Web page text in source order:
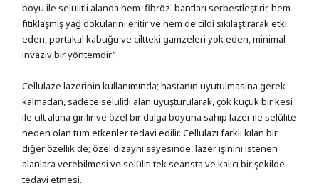
boyu ile selülitli alanda hem fibröz bantları serbestleştirir, hem
fıtıklaşmış yağ dokularını eritir ve hem de cildi sıkılaştırarak etki
eden, portakal kabuğu ve ciltteki gamzeleri yok eden, minimal
invaziv bir yöntemdir”.
Cellulaze lazerinin kullanımında; hastanın uyutulmasına gerek
kalmadan, sadece selülitli alan uyuşturularak, çok küçük bir kesi
ile cilt altına girilir ve özel bir dalga boyuna sahip lazer ile selülite
neden olan tüm etkenler tedavi edilir. Cellulazı farklı kılan bir
diğer özellik de; özel dizaynı sayesinde, lazer ışınını istenen
alanlara verebilmesi ve selüliti tek seansta ve kalıcı bir şekilde
tedavi etmesi.